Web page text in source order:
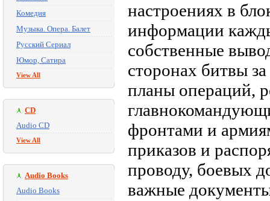
Комедия
Музыка. Опера. Балет
Русский Сериал
Юмор, Сатира
View All
CD
Audio CD
View All
Audio Books
Audio Books
настроениях в
информации
собственные
сторонах битвы
планы операций,
фронтами и
приказов и
проводу, боевых
важные